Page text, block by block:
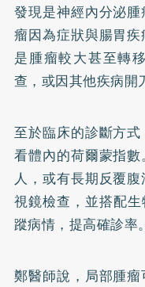
發現是神經內分泌
瘤因為症狀與腸胃
是腫瘤較大甚至轉
查，或因其他疾病開
至於臨床的診斷方
看體內的荷爾蒙指
人，或有長期反覆
視鏡檢查，並搭配
蹤病情，提高確診率。
鄭醫師說，局部腫